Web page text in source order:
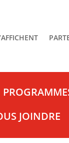
JOINDRE